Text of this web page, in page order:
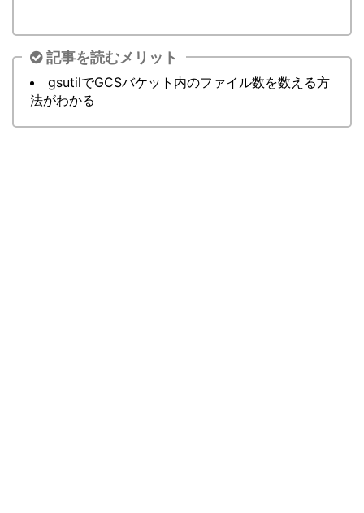
記事を読むメリット
gsutilでGCSバケット内のファイル数を数える方
法がわかる